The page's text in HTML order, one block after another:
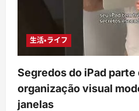
生活・ライフ
Segredos do iPad parte
organização visual
janelas